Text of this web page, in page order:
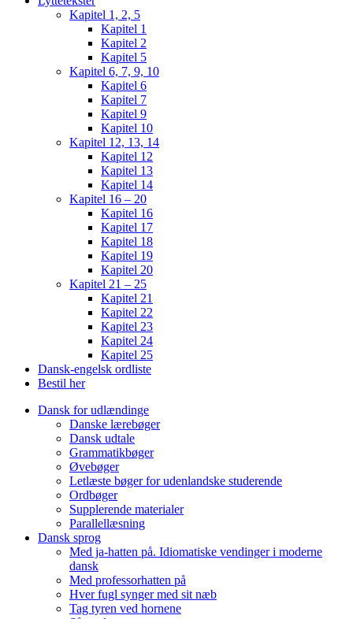
Kapitel 1, 2, 5
Kapitel 1
Kapitel 2
Kapitel 5
Kapitel 6, 7, 9, 10
Kapitel 6
Kapitel 7
Kapitel 9
Kapitel 10
Kapitel 12, 13, 14
Kapitel 12
Kapitel 13
Kapitel 14
Kapitel 16 – 20
Kapitel 16
Kapitel 17
Kapitel 18
Kapitel 19
Kapitel 20
Kapitel 21 – 25
Kapitel 21
Kapitel 22
Kapitel 23
Kapitel 24
Kapitel 25
Dansk-engelsk ordliste
Bestil her
Dansk for udlændinge
Danske lærebøger
Dansk udtale
Grammatikbøger
Øvebøger
Letlæste bøger for udenlandske studerende
Ordbøger
Supplerende materialer
Parallellæsning
Dansk sprog
Med ja-hatten på. Idiomatiske vendinger i moderne
dansk
Med professorhatten på
Hver fugl synger med sit næb
Tag tyren ved hornene